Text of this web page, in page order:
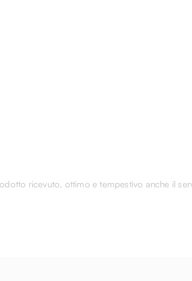
ricevuto, ottimo e tempestivo anche il